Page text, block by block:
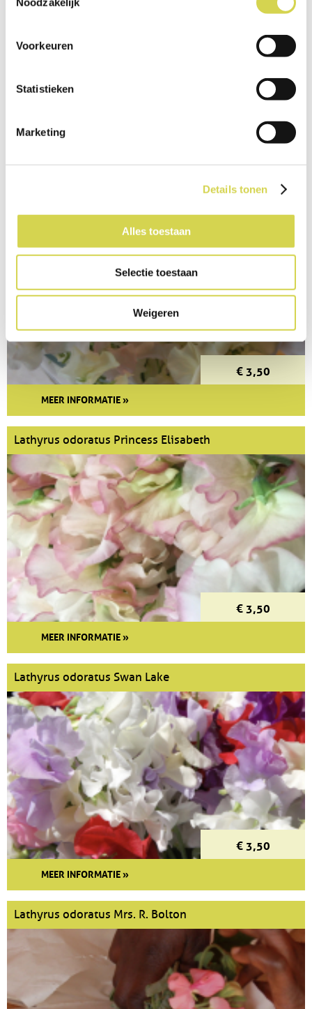
Voorkeuren
Statistieken
Marketing
Details tonen
Alles toestaan
Selectie toestaan
Weigeren
€ 3,50
MEER INFORMATIE »
€ 3,50
MEER INFORMATIE »
Lathyrus odoratus Princess Elisabeth
€ 3,50
MEER INFORMATIE »
Lathyrus odoratus Swan Lake
€ 3,50
MEER INFORMATIE »
Lathyrus odoratus Mrs. R. Bolton